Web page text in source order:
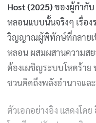
Host (2025)ของผู้กำกับ
หลอนแบบนั้นจริงๆ เรื่อง
วิญญาณผู้พิทักษ์ที่กลายเ
หลอน ผสมผสานความส
ต้องเผชิญระบบโหดร้าย
ชวนคิดถึงพลังอำนาจแล
ตัวเอกอย่างอิง แสดงโดย